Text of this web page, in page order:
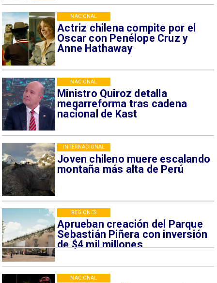
Actriz chilena compite por el
Oscar con Penélope Cruz y
Anne Hathaway
NACIONAL
Ministro Quiroz detalla
megarreforma tras cadena
nacional de Kast
NACIONAL
Joven chileno muere escalando
montaña más alta de Perú
INTERNACIONAL
Aprueban creación del Parque
Sebastián Piñera con inversión
de $4 mil millones
REGIONES
NACIONAL